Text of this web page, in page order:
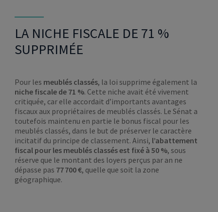
LA NICHE FISCALE DE 71 %
SUPPRIMÉE
Pour les meublés classés, la loi supprime également la
niche fiscale de 71 %. Cette niche avait été vivement
critiquée, car elle accordait d’importants avantages
fiscaux aux propriétaires de meublés classés. Le Sénat a
toutefois maintenu en partie le bonus fiscal pour les
meublés classés, dans le but de préserver le caractère
incitatif du principe de classement. Ainsi, l’abattement
fiscal pour les meublés classés est fixé à 50 %, sous
réserve que le montant des loyers perçus par an ne
dépasse pas 77 700 €, quelle que soit la zone
géographique.